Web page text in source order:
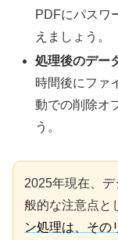
PDFにパスワ
えましょう。
処理後のデー
時間後にファ
動での削除オ
う。
2025年現在、
般的な注意点と
ン処理は、その